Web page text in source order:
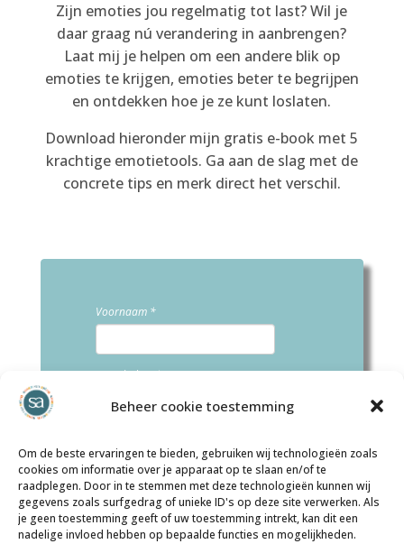
Beheer cookie toestemming
Om de beste ervaringen te bieden, gebruiken wij technologieën zoals
cookies om informatie over je apparaat op te slaan en/of te
raadplegen. Door in te stemmen met deze technologieën kunnen wij
gegevens zoals surfgedrag of unieke ID's op deze site verwerken. Als
je geen toestemming geeft of uw toestemming intrekt, kan dit een
nadelige invloed hebben op bepaalde functies en mogelijkheden.
Zijn emoties jou regelmatig tot last? Wil je
daar graag nú verandering in aanbrengen?
Laat mij je helpen om een andere blik op
emoties te krijgen, emoties beter te begrijpen
en ontdekken hoe je ze kunt loslaten.
Download hieronder mijn gratis e-book met 5
krachtige emotietools. Ga aan de slag met de
concrete tips en merk direct het verschil.
Voornaam
E-mailadres
Je meldt je hiermee ook aan voor mijn
mailinglijst. Ziehier. Geen interesse? Je kunt je bij
iedere mail gemakkelijk afmelden.
YES, MAIL MIJ!